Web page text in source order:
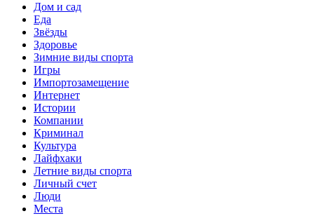
Дом и сад
Еда
Звёзды
Здоровье
Зимние виды спорта
Игры
Импортозамещение
Интернет
Истории
Компании
Криминал
Культура
Лайфхаки
Летние виды спорта
Личный счет
Люди
Места